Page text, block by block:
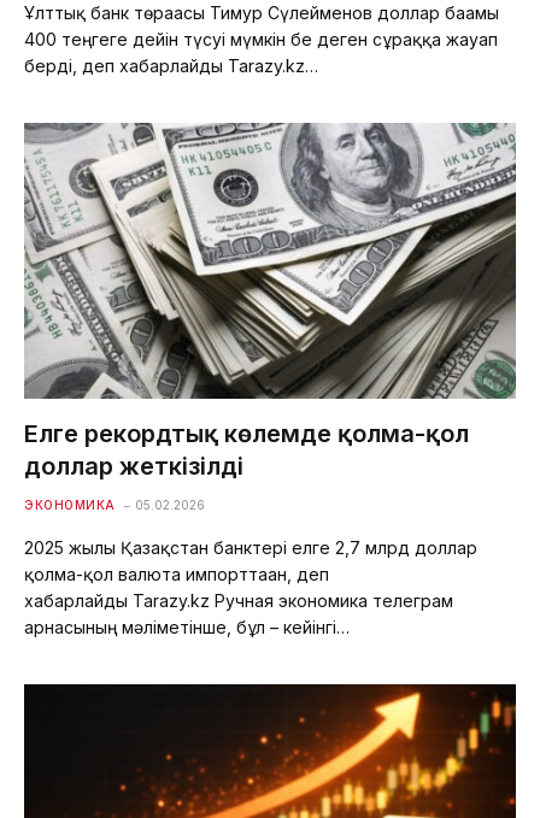
Ұлттық банк төрағасы Тимур Сүлейменов доллар бағамы
400 теңгеге дейін түсуі мүмкін бе деген сұраққа жауап
берді, деп хабарлайды Tarazy.kz…
Елге рекордтық көлемде қолма-қол
доллар жеткізілді
ЭКОНОМИКА 05.02.2026
2025 жылы Қазақстан банктері елге 2,7 млрд доллар
қолма-қол валюта импорттаған, деп
хабарлайды Tarazy.kz Ручная экономика телеграм
арнасының мәліметінше, бұл – кейінгі…